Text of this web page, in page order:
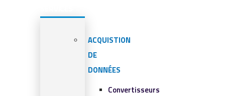
ACQUISTION
DE
DONNÉES
Convertisseurs